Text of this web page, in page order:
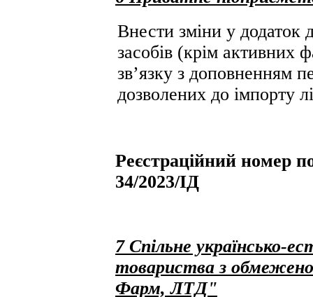
Внести зміни у додаток
засобів (крім активних
зв’язку з доповненням
дозволених до імпорту
Реєстраційний номер
34/2023/ІД
7 Спільне українсько-
товариства з
Фарм, ЛТД"